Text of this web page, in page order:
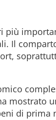
più
Il
mostrato
di prima